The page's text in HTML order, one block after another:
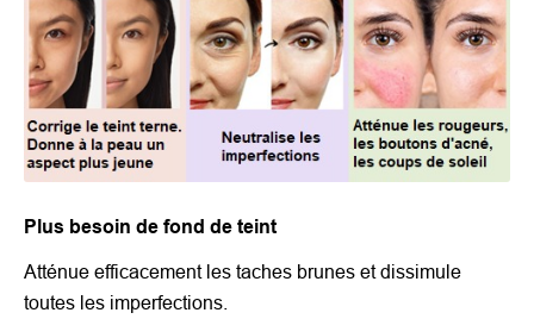
Plus besoin de fond de teint
Atténue efficacement les taches brunes et dissimule
toutes les imperfections.